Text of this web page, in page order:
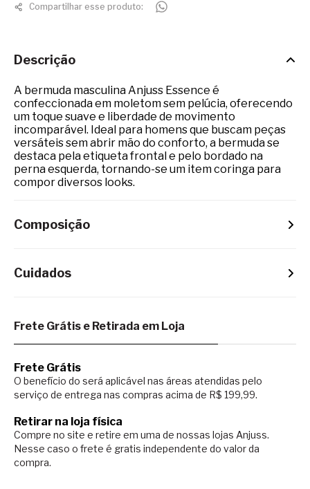
Compartilhar esse produto:
Descrição
A bermuda masculina Anjuss Essence é
confeccionada em moletom sem pelúcia, oferecendo
um toque suave e liberdade de movimento
incomparável. Ideal para homens que buscam peças
versáteis sem abrir mão do conforto, a bermuda se
destaca pela etiqueta frontal e pelo bordado na
perna esquerda, tornando-se um item coringa para
compor diversos looks.
Composição
Cuidados
Frete Grátis e Retirada em Loja
Frete Grátis
O benefício do será aplicável nas áreas atendidas pelo
serviço de entrega nas compras acima de R$ 199,99.
Retirar na loja física
Compre no site e retire em uma de nossas lojas Anjuss.
Nesse caso o frete é gratis independente do valor da
compra.